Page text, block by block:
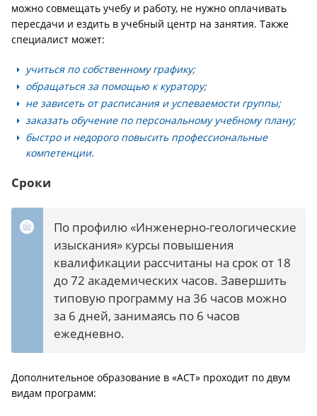
можно совмещать учебу и работу, не нужно оплачивать
пересдачи и ездить в учебный центр на занятия. Также
специалист может:
учиться по собственному графику;
обращаться за помощью к куратору;
не зависеть от расписания и успеваемости группы;
заказать обучение по персональному учебному плану;
быстро и недорого повысить профессиональные
компетенции.
Сроки
По профилю «Инженерно-геологические
изыскания» курсы повышения
квалификации рассчитаны на срок от 18
до 72 академических часов. Завершить
типовую программу на 36 часов можно
за 6 дней, занимаясь по 6 часов
ежедневно.
Дополнительное образование в «АСТ» проходит по двум
видам программ: